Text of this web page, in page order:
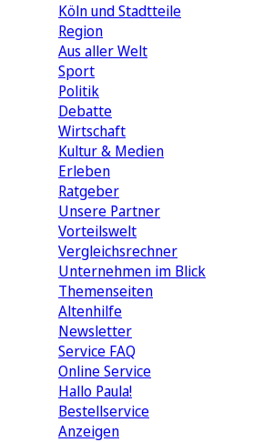
Köln und Stadtteile
Region
Aus aller Welt
Sport
Politik
Debatte
Wirtschaft
Kultur & Medien
Erleben
Ratgeber
Unsere Partner
Vorteilswelt
Vergleichsrechner
Unternehmen im Blick
Themenseiten
Altenhilfe
Newsletter
Service FAQ
Online Service
Hallo Paula!
Bestellservice
Anzeigen